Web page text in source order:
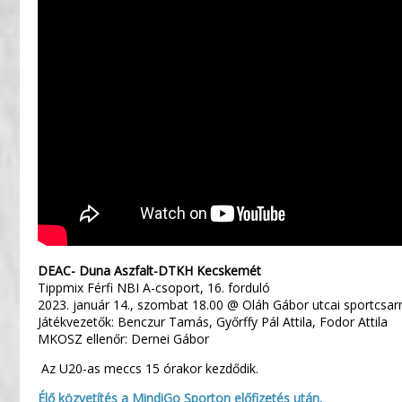
DEAC- Duna Aszfalt-DTKH Kecskemét
Tippmix Férfi NBI A-csoport, 16. forduló
2023. január 14., szombat 18.00 @ Oláh Gábor utcai
Játékvezetők: Benczur Tamás, Győrffy Pál Attila, Fodor Attila
MKOSZ ellenőr: Dernei Gábor
Az U20-as meccs 15 órakor kezdődik.
Élő közvetítés a MindiGo Sporton előfizetés után.